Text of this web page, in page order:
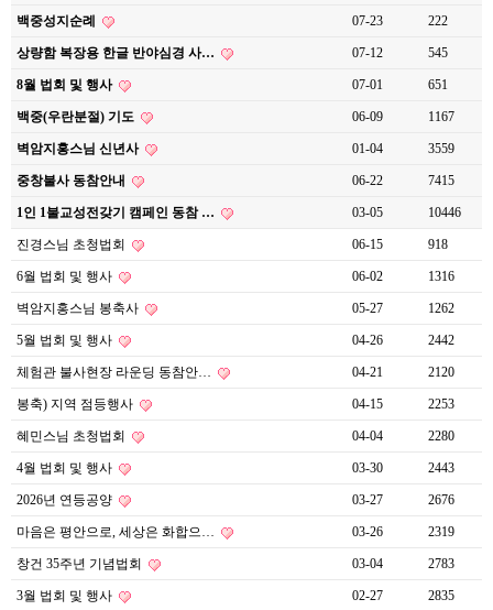
백중성지순례 07-23 222
상량함 복장용 한글 반야심경 사… 07-12 545
8월 법회 및 행사 07-01 651
백중(우란분절) 기도 06-09 1167
벽암지홍스님 신년사 01-04 3559
중창불사 동참안내 06-22 7415
1인 1불교성전갖기 캠페인 동참 … 03-05 10446
진경스님 초청법회 06-15 918
6월 법회 및 행사 06-02 1316
벽암지홍스님 봉축사 05-27 1262
5월 법회 및 행사 04-26 2442
체험관 불사현장 라운딩 동참안… 04-21 2120
봉축) 지역 점등행사 04-15 2253
혜민스님 초청법회 04-04 2280
4월 법회 및 행사 03-30 2443
2026년 연등공양 03-27 2676
마음은 평안으로, 세상은 화합으… 03-26 2319
창건 35주년 기념법회 03-04 2783
3월 법회 및 행사 02-27 2835